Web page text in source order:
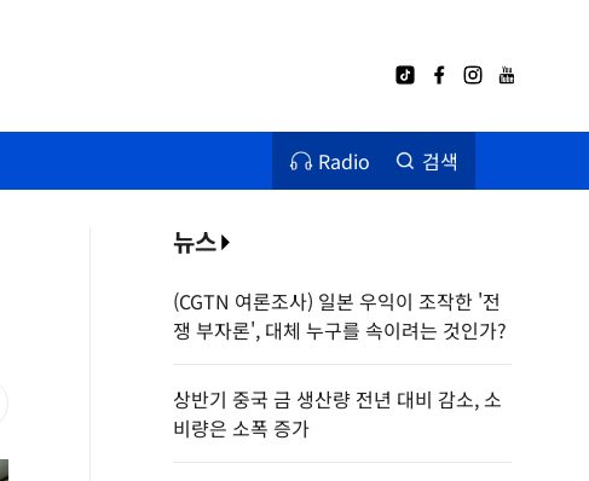
Radio 검색
뉴스
(CGTN 여론조사) 일본 우익이 조작한 '전
쟁 부자론', 대체 누구를 속이려는 것인가?
상반기 중국 금 생산량 전년 대비 감소, 소
비량은 소폭 증가